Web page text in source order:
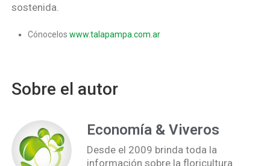
sostenida.
Cónocelos www.talapampa.com.ar
Sobre el autor
Economía & Viveros
Desde el 2009 brinda toda la
información sobre la floricultura